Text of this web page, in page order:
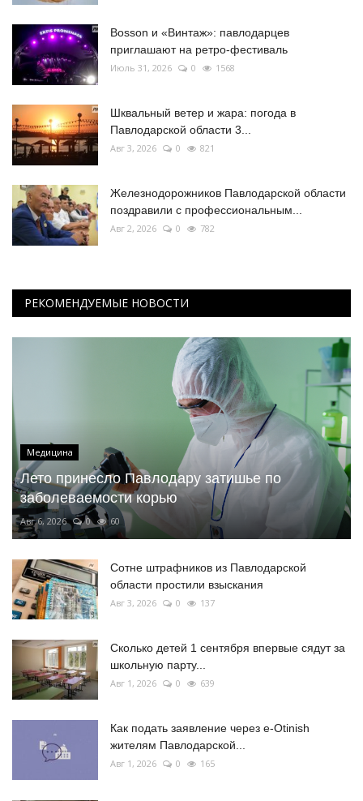
Bosson и «Винтаж»: павлодарцев
приглашают на ретро-фестиваль
Июль 31, 2026 0 1568
Шквальный ветер и жара: погода в
Павлодарской области 3...
Авг 3, 2026 0 821
Железнодорожников Павлодарской области
поздравили с профессиональным...
Авг 2, 2026 0 782
РЕКОМЕНДУЕМЫЕ НОВОСТИ
Медицина
Лето принесло Павлодару затишье по
заболеваемости корью
Авг 6, 2026 0 60
Сотне штрафников из Павлодарской
области простили взыскания
Авг 3, 2026 0 137
Сколько детей 1 сентября впервые сядут за
школьную парту...
Авг 1, 2026 0 639
Как подать заявление через e-Otinish
жителям Павлодарской...
Авг 1, 2026 0 165